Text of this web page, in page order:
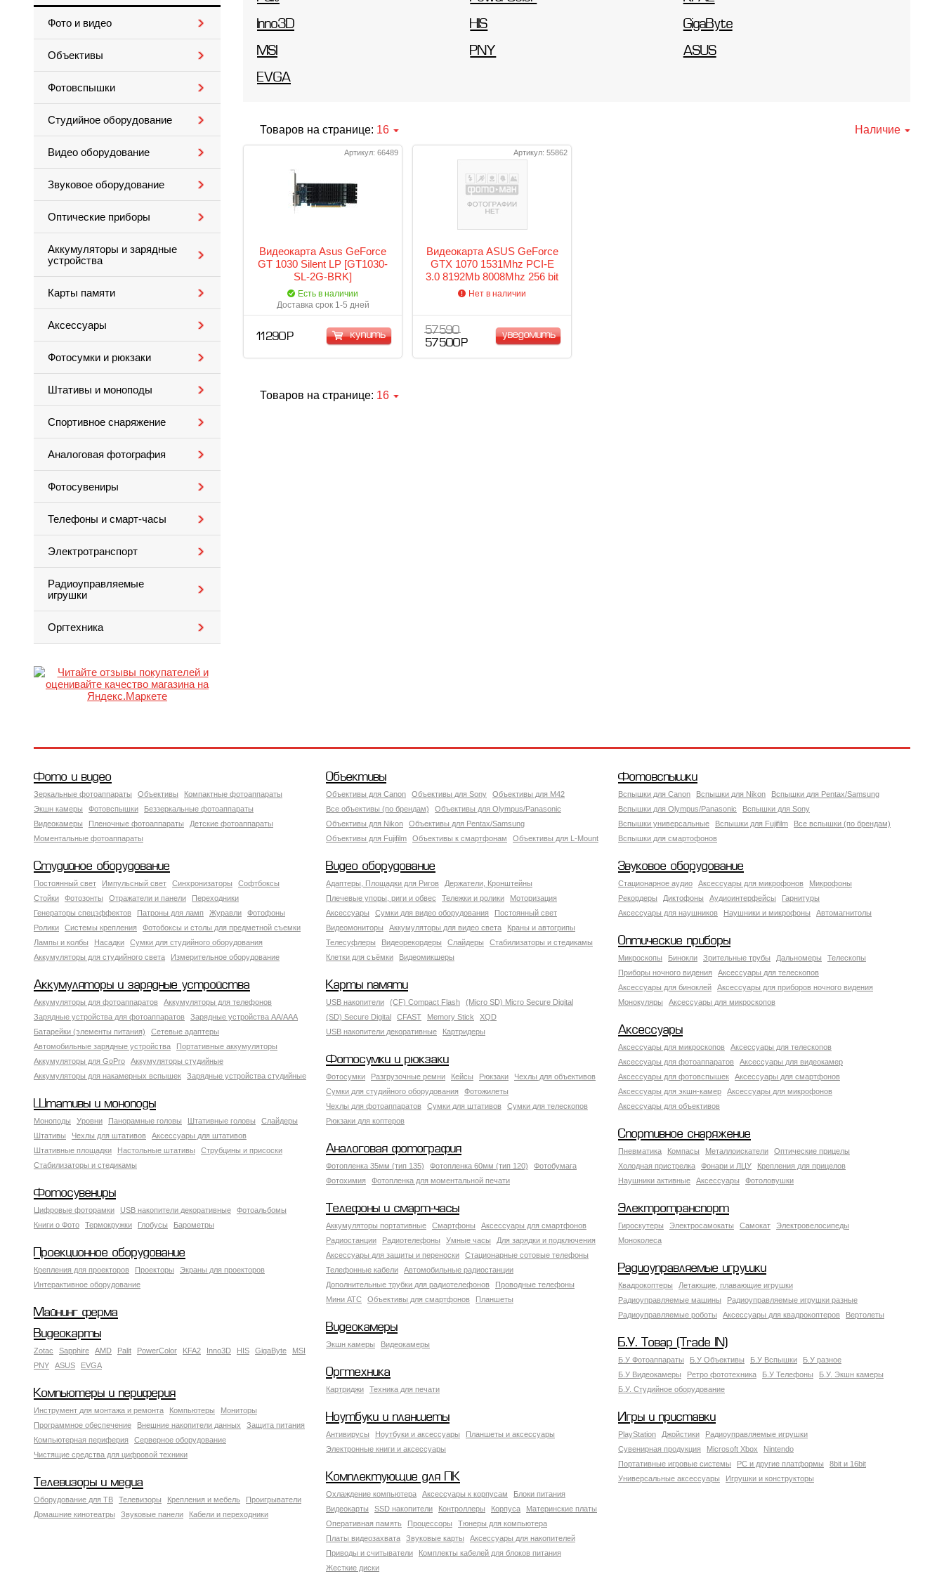
Фото и видео
Объективы
Фотовспышки
Студийное оборудование
Видео оборудование
Звуковое оборудование
Оптические приборы
Аккумуляторы и зарядные
устройства
Карты памяти
Аксессуары
Фотосумки и рюкзаки
Штативы и моноподы
Спортивное снаряжение
Аналоговая фотография
Фотосувениры
Телефоны и смарт-часы
Электротранспорт
Радиоуправляемые
игрушки
Оргтехника
Inno3D
HIS
GigaByte
MSI
PNY
ASUS
EVGA
Товаров на странице: 16 Наличие
Артикул: 66489
Видеокарта Asus GeForce
GT 1030 Silent LP [GT1030-
SL-2G-BRK]
Есть в наличии
Доставка срок 1-5 дней
11 290 Р купить
Артикул: 55862
Видеокарта ASUS GeForce
GTX 1070 1531Mhz PCI-E
3.0 8192Mb 8008Mhz 256 bit
DVI 2xHDMI HDCP STRIX-
Нет в наличии
57 590
57 500 Р
уведомить
Товаров на странице: 16
Фото и видео
Зеркальные фотоаппараты Объективы
Компактные фотоаппараты
Экшн камеры
Фотовспышки
Беззеркальные фотоаппараты
Видеокамеры
Пленочные фотоаппараты
Детские фотоаппараты
Моментальные фотоаппараты
Объективы
Объективы для Canon Объективы для Sony
Объективы для M42
Все объективы (по брендам)
Объективы для Olympus/Panasonic
Объективы для Nikon
Объективы для Pentax/Samsung
Объективы для Fujifilm
Объективы к смартфонам Объективы для L-Mount
Фотовспышки
Вспышки для Canon Вспышки для Nikon
Вспышки для Pentax/Samsung
Вспышки для Olympus/Panasonic
Вспышки для Sony
Вспышки универсальные
Вспышки для Fujifilm
Все вспышки (по брендам)
Вспышки для смартофонов
Студийное оборудование
Постоянный свет Импульсный свет Синхронизаторы
Софтбоксы
Стойки
Фотозонты Отражатели и панели
Переходники
Генераторы спецэффектов
Патроны для ламп Журавли
Фотофоны
Ролики
Системы крепления
Фотобоксы и столы для предметной съемки
Лампы и колбы
Насадки
Сумки для студийного оборудования
Аккумуляторы для студийного света
Измерительное оборудование
Видео оборудование
Адаптеры, Площадки для Ригов
Держатели, Кронштейны
Плечевые упоры, риги и обвес
Тележки и ролики
Моторизация
Аксессуары
Сумки для видео оборудования
Постоянный свет
Видеомониторы
Аккумуляторы для видео света
Краны и автогрипы
Телесуфлеры
Видеорекордеры Слайдеры
Стабилизаторы и стедикамы
Клетки для съёмки
Видеомикшеры
Звуковое оборудование
Стационарное аудио Аксессуары для микрофонов
Микрофоны
Рекордеры
Диктофоны Аудиоинтерфейсы
Гарнитуры
Аксессуары для наушников
Наушники и микрофоны Автомагнитолы
Оптические приборы
Микроскопы Бинокли Зрительные трубы Дальномеры
Телескопы
Приборы ночного видения
Аксессуары для телескопов
Аксессуары для биноклей
Аксессуары для приборов ночного видения
Монокуляры
Аксессуары для микроскопов
Аккумуляторы и зарядные устройства
Аккумуляторы для фотоаппаратов
Аккумуляторы для телефонов
Зарядные устройства для фотоаппаратов
Зарядные устройства AA/AAA
Батарейки (элементы питания)
Сетевые адаптеры
Автомобильные зарядные устройства
Портативные аккумуляторы
Аккумуляторы для GoPro
Аккумуляторы студийные
Аккумуляторы для накамерных вспышек
Зарядные устройства студийные
Карты памяти
USB накопители (CF) Compact Flash
(Micro SD) Micro Secure Digital
(SD) Secure Digital
CFAST Memory Stick
XQD
USB накопители декоративные
Картридеры Аксессуары
Аксессуары для микроскопов
Аксессуары для телескопов
Аксессуары для фотоаппаратов
Аксессуары для видеокамер
Аксессуары для фотовспышек
Аксессуары для смартфонов
Аксессуары для экшн-камер
Аксессуары для микрофонов
Аксессуары для объективов
Фотосумки и рюкзаки
Фотосумки Разгрузочные ремни Кейсы Рюкзаки
Чехлы для объективов
Сумки для студийного оборудования
Фотожилеты
Чехлы для фотоаппаратов
Сумки для штативов
Сумки для телескопов
Рюкзаки для коптеров
Штативы и моноподы
Моноподы Уровни Панорамные головы Штативные головы
Слайдеры
Штативы
Чехлы для штативов
Аксессуары для штативов
Штативные площадки
Настольные штативы
Струбцины и присоски
Стабилизаторы и стедикамы
Спортивное снаряжение
Пневматика Компасы Металлоискатели
Оптические прицелы
Холодная пристрелка
Фонари и ЛЦУ
Крепления для прицелов
Наушники активные
Аксессуары Фотоловушки
Аналоговая фотография
Фотопленка 35мм (тип 135) Фотопленка 60мм (тип 120)
Фотобумага
Фотохимия
Фотопленка для моментальной печати
Фотосувениры
Цифровые фоторамки USB накопители декоративные
Фотоальбомы
Книги о Фото
Термокружки Глобусы Барометры
Телефоны и смарт-часы
Аккумуляторы портативные Смартфоны
Аксессуары для смартфонов
Радиостанции
Радиотелефоны Умные часы
Для зарядки и подключения
Аксессуары для защиты и переноски
Стационарные сотовые телефоны
Телефонные кабели
Автомобильные радиостанции
Дополнительные трубки для радиотелефонов
Проводные телефоны
Мини АТС
Объективы для смартфонов Планшеты
Электротранспорт
Гироскутеры Электросамокаты Самокат
Электровелосипеды
Моноколеса
Проекционное оборудование
Крепления для проекторов Проекторы
Экраны для проекторов
Интерактивное оборудование
Радиоуправляемые игрушки
Квадрокоптеры
Летающие, плавающие игрушки
Радиоуправляемые машины
Радиоуправляемые игрушки разные
Радиоуправляемые роботы
Аксессуары для квадрокоптеров Вертолеты
Майнинг ферма
Видеокамеры
Экшн камеры Видеокамеры
Видеокарты
Zotac Sapphire AMD Palit PowerColor KFA2 Inno3D HIS GigaByte
MSI
PNY
ASUS EVGA
Б.У. Товар (Trade IN)
Б.У Фотоаппараты Б.У Объективы Б.У Вспышки
Б.У разное
Б.У Видеокамеры
Ретро фототехника Б.У Телефоны
Б.У. Экшн камеры
Б.У. Студийное оборудование
Оргтехника
Картриджи Техника для печати
Компьютеры и периферия
Инструмент для монтажа и ремонта Компьютеры
Мониторы
Программное обеспечение
Внешние накопители данных
Защита питания
Компьютерная периферия
Серверное оборудование
Чистящие средства для цифровой техники
Ноутбуки и планшеты
Антивирусы Ноутбуки и аксессуары
Планшеты и аксессуары
Электронные книги и аксессуары
Игры и приставки
PlayStation Джойстики
Радиоуправляемые игрушки
Сувенирная продукция
Microsoft Xbox
Nintendo
Портативные игровые системы
PC и другие платформы
8bit и 16bit
Универсальные аксессуары
Игрушки и конструкторы
Комплектующие для ПК
Охлаждение компьютера Аксессуары к корпусам
Блоки питания
Видеокарты
SSD накопители Контроллеры Корпуса
Материнские платы
Оперативная память
Процессоры
Тюнеры для компьютера
Платы видеозахвата
Звуковые карты
Аксессуары для накопителей
Приводы и считыватели
Комплекты кабелей для блоков питания
Жесткие диски
Телевизоры и медиа
Оборудование для ТВ Телевизоры Крепления и мебель
Проигрыватели
Домашние кинотеатры
Звуковые панели Кабели и переходники